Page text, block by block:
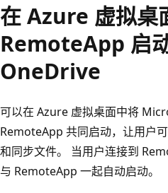
在 Azure 虚拟桌
RemoteApp 启
OneDrive
可以在 Azure 虚拟桌面中将
RemoteApp 共同启动，让用户
和同步文件。 当用户连接到
与 RemoteApp 一起自动启动。